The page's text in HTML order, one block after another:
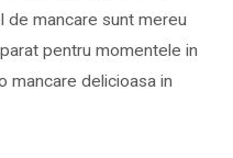
mancare sunt mereu
pentru momentele in
mancare delicioasa in